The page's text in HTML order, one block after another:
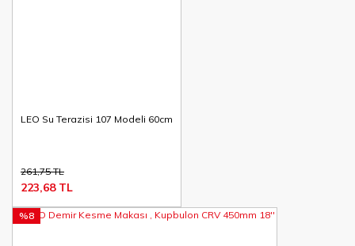
LEO Su Terazisi 107 Modeli 60cm
261,75 TL
223,68 TL
%8